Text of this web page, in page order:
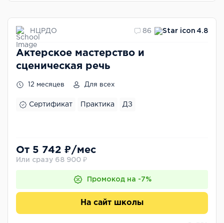
НЦРДО 86 4.8
Актерское мастерство и
сценическая речь
12 месяцев Для всех
Сертификат Практика ДЗ
От 5 742 ₽/мес
Или сразу 68 900 ₽
Промокод на -7%
На сайт школы